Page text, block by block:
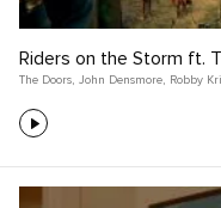
Riders on the Storm ft.
The Doors, John Densmore, Robby